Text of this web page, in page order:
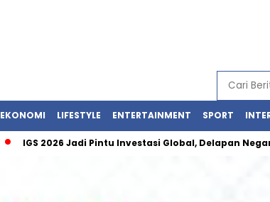
EKONOMI LIFESTYLE ENTERTAINMENT SPORT
IGS 2026 Jadi Pintu Investasi Global, Delapan Negara